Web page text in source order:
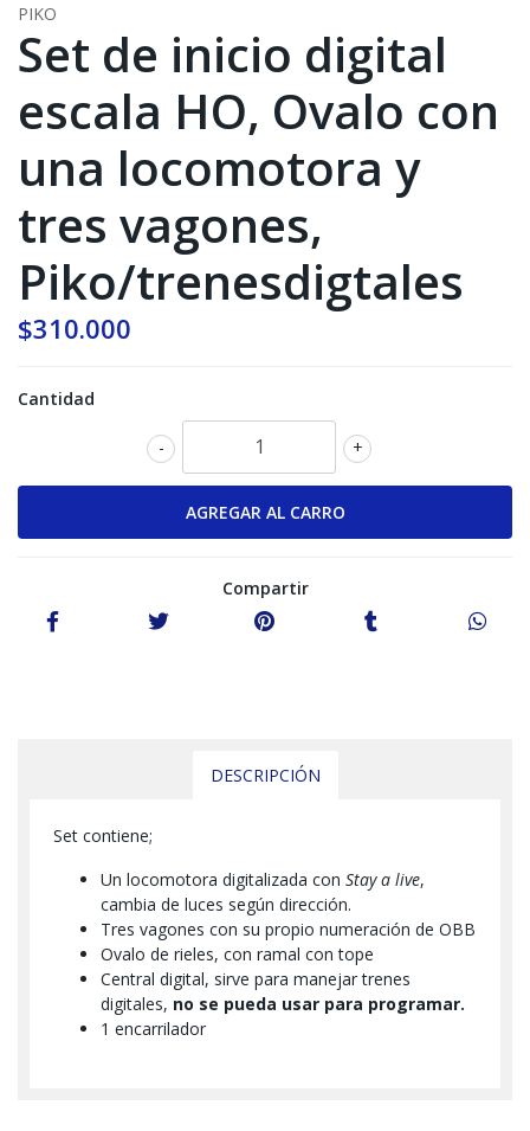
PIKO
Set de inicio digital
escala HO, Ovalo con
una locomotora y
tres vagones,
Piko/trenesdigtales
$310.000
Cantidad
+
-
Compartir
DESCRIPCIÓN
Set contiene;
Un locomotora digitalizada con Stay a live,
cambia de luces según dirección.
Tres vagones con su propio numeración de OBB
Ovalo de rieles, con ramal con tope
Central digital, sirve para manejar trenes
digitales, no se pueda usar para programar.
1 encarrilador